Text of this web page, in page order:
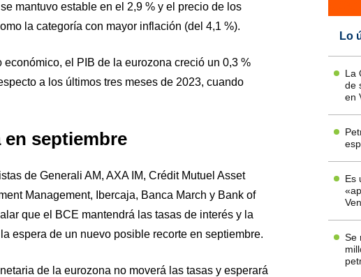
mantuvo estable en el 2,9 % y el precio de los
la categoría con mayor inflación (del 4,1 %).
económico, el PIB de la eurozona creció un 0,3 %
a los últimos tres meses de 2023, cuando
septiembre
de Generali AM, AXA IM, Crédit Mutuel Asset
Management, Ibercaja, Banca March y Bank of
que el BCE mantendrá las tasas de interés y la
espera de un nuevo posible recorte en septiembre.
de la eurozona no moverá las tasas y esperará
Lo
La
de
en
Es
Se